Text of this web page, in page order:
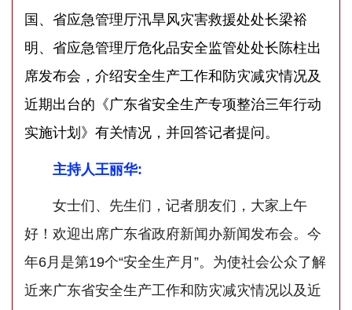
国、省应急管理厅汛旱风灾害救援处处长梁裕
明、省应急管理厅危化品安全监管处处长陈柱出
席发布会，介绍安全生产工作和防灾减灾情况及
近期出台的《广东省安全生产专项整治三年行动
实施计划》有关情况，并回答记者提问。
主持人王丽华:
女士们、先生们，记者朋友们，大家上午
好！欢迎出席广东省政府新闻办新闻发布会。今
年6月是第19个“安全生产月”。为使社会公众了解
近来广东省安全生产工作和防灾减灾情况以及近